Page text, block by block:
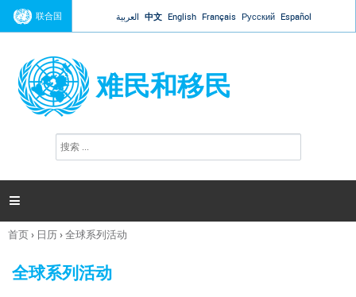
Jump to navigation
联合国 العربية 中文 English Français Русский Español
难民和移民
搜
索

你
这
首页› 日历›全球系列活动
全球系列活动